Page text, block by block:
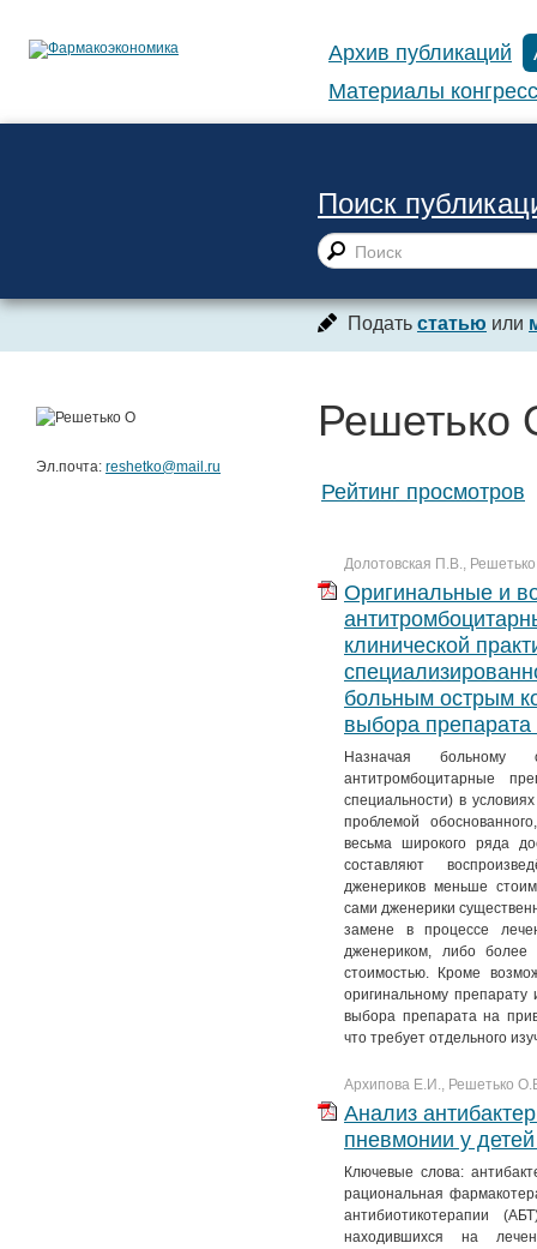
Архив публикаций
Материалы
Поиск
Подать статью или
Решетько
Рейтинг просмотров
Долотовская П.В.,
Оригинальные и
клинической
больным острым
выбора
Назначая больному
антитромбоцитарные
специальности) в
проблемой
весьма широкого ряда
составляют
дженериков меньше
сами дженерики
замене в процессе
дженериком, либо более
стоимостью. Кроме
оригинальному
выбора препарата на
что требует отдельного
Архипова Е.И., Решетько
Анализ
пневмонии у
Ключевые слова:
рациональная
антибиотикотерапии
находившихся на
Эл.почта: reshetko@mail.ru